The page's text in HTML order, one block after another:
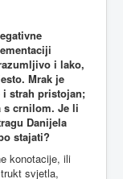
i lako,
Mrak je
strah pristojan;
s crnilom. Je li
Danijela
stajati?
konotacije, ili
svjetla,